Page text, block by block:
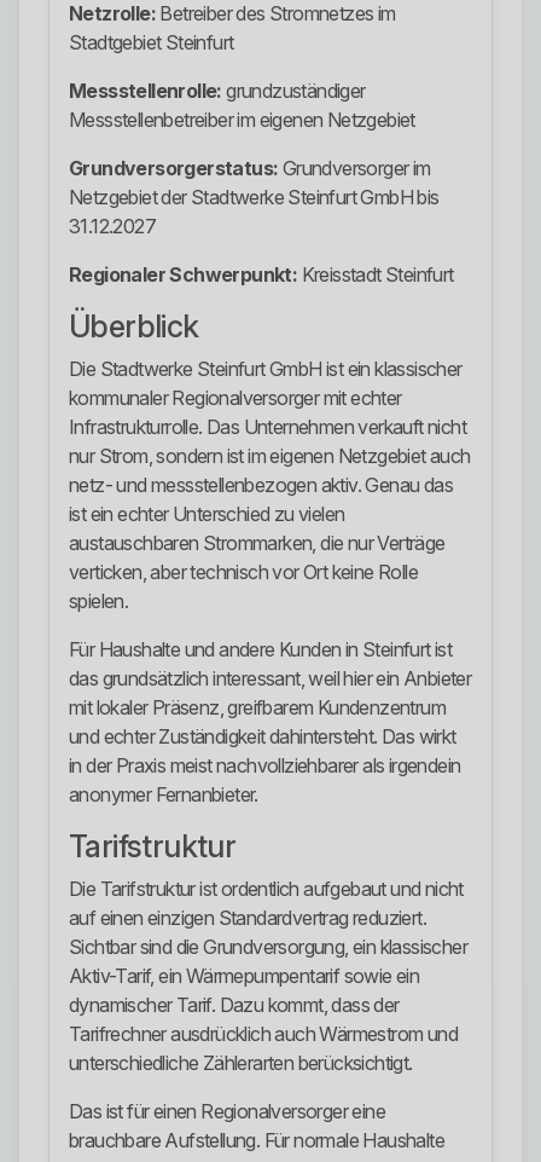
Netzrolle: Betreiber des Stromnetzes im
Stadtgebiet Steinfurt
Messstellenrolle: grundzuständiger
Messstellenbetreiber im eigenen Netzgebiet
Grundversorgerstatus: Grundversorger im
Netzgebiet der Stadtwerke Steinfurt GmbH bis
31.12.2027
Regionaler Schwerpunkt: Kreisstadt Steinfurt
Überblick
Die Stadtwerke Steinfurt GmbH ist ein klassischer
kommunaler Regionalversorger mit echter
Infrastrukturrolle. Das Unternehmen verkauft nicht
nur Strom, sondern ist im eigenen Netzgebiet auch
netz- und messstellenbezogen aktiv. Genau das
ist ein echter Unterschied zu vielen
austauschbaren Strommarken, die nur Verträge
verticken, aber technisch vor Ort keine Rolle
spielen.
Für Haushalte und andere Kunden in Steinfurt ist
das grundsätzlich interessant, weil hier ein Anbieter
mit lokaler Präsenz, greifbarem Kundenzentrum
und echter Zuständigkeit dahintersteht. Das wirkt
in der Praxis meist nachvollziehbarer als irgendein
anonymer Fernanbieter.
Tarifstruktur
Die Tarifstruktur ist ordentlich aufgebaut und nicht
auf einen einzigen Standardvertrag reduziert.
Sichtbar sind die Grundversorgung, ein klassischer
Aktiv-Tarif, ein Wärmepumpentarif sowie ein
dynamischer Tarif. Dazu kommt, dass der
Tarifrechner ausdrücklich auch Wärmestrom und
unterschiedliche Zählerarten berücksichtigt.
Das ist für einen Regionalversorger eine
brauchbare Aufstellung. Für normale Haushalte